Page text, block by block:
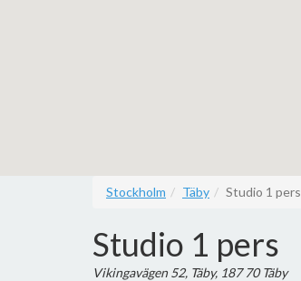
Stockholm Täby Studio 1 pers
Studio 1 pers
Vikingavägen 52, Täby, 187 70 Täby